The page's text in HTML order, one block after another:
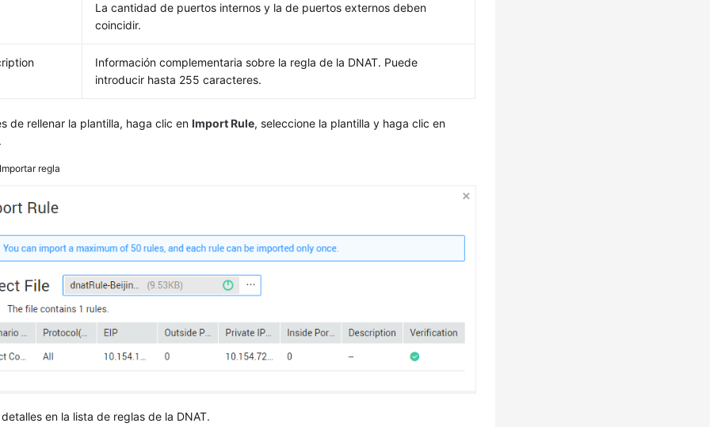
La cantidad de puertos internos y la de puertos externos deben
coincidir.
Información complementaria sobre la regla de la DNAT. Puede
introducir hasta 255 caracteres.
de rellenar la plantilla, haga clic enImport Rule, seleccione la plantilla y haga clic en
Importar regla
detalles en la lista de reglas de la DNAT.